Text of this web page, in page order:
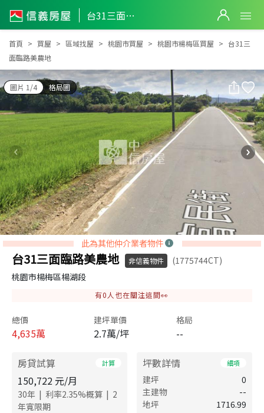
台31三面臨路美農地
台31三面臨路美農地
首頁 買屋 區域找屋 桃園市買屋 桃園市楊梅區買屋
台31三
面臨路美農地
圖片 1/4 格局圖
此為其他仲介業者物件
台31三面臨路美農地 非信義物件
(1775744CT)
桃園市楊梅區楊湖段
有0 人也在關注這間👀
總價
4,635萬
建坪單價
2.7萬/坪
格局
--
房貸試算 計算
150,722 元/月
30年 | 利率2.35%概算 | 2
年寬限期
坪數詳情 細項
建坪
0
主建物
--
地坪
1716.99